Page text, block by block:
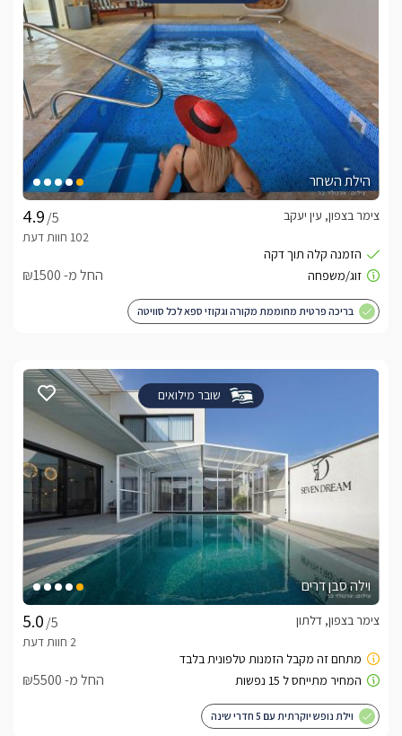
הילת השחר
/5
צימר בצפון, עין יעקב
החל מ- ₪1500
בריכה פרטית מחוממת מקורה וגקוזי ספא לכל סוויטה
שובר מילואים
וילה סבן דרים
/5
צימר בצפון, דלתון
החל מ- ₪5500
וילת נופש יוקרתית עם 5 חדרי שינה